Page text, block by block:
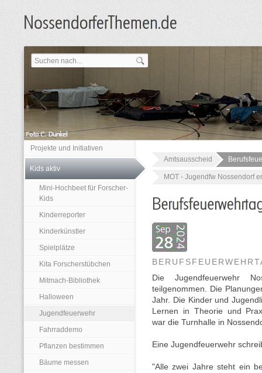
Projekte und Initiativen
Kids aktiv
Mini-Hochbeet für Forscher-
Kids
Kinderreporter
Kinderkünstler
Spielplätze
Kita Forscherstübchen
Mitmach-Bibliothek
Halloween
Jugendfeuerwehr
Fahrraddemo
Pflanzen bestimmen
Bäume messen
Amtsausscheid
MOT - Jugendfw Nossendorf
Die Jugendfeuerwehr
teilgenommen. Die
Jahr. Die Kinder und
Lernen in Theorie und
war die Turnhalle in
Eine Jugendfeuerwehr
"Alle zwei Jahre steht ein